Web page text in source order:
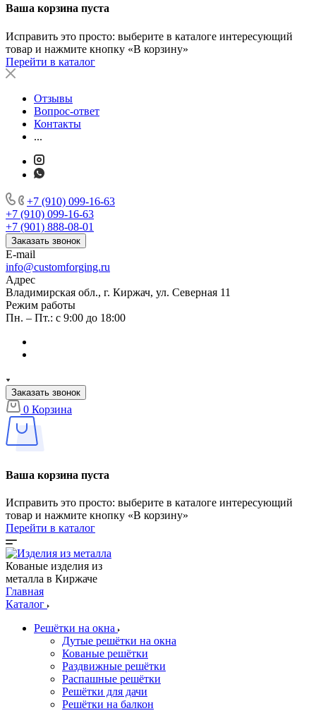
Ваша корзина пуста
Исправить это просто: выберите в каталоге интересующий
товар и нажмите кнопку «В корзину»
Перейти в каталог
Отзывы
Вопрос-ответ
Контакты
...
+7 (910) 099-16-63
+7 (910) 099-16-63
+7 (901) 888-08-01
Заказать звонок
E-mail
info@customforging.ru
Адрес
Владимирская обл., г. Киржач, ул. Северная 11
Режим работы
Пн. – Пт.: с 9:00 до 18:00
Заказать звонок
0 Корзина
Ваша корзина пуста
Исправить это просто: выберите в каталоге интересующий
товар и нажмите кнопку «В корзину»
Перейти в каталог
Кованые изделия из
металла в Киржаче
Главная
Каталог
Решётки на окна
Дутые решётки на окна
Кованые решётки
Раздвижные решётки
Распашные решётки
Решётки для дачи
Решётки на балкон